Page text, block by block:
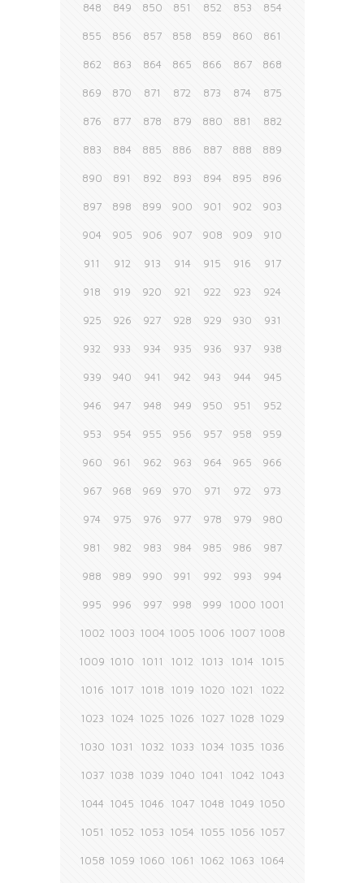
848 849 850 851 852 853 854
855 856 857 858 859 860 861
862 863 864 865 866 867 868
869 870 871 872 873 874 875
876 877 878 879 880 881 882
883 884 885 886 887 888 889
890 891 892 893 894 895 896
897 898 899 900 901 902 903
904 905 906 907 908 909 910
911 912 913 914 915 916 917
918 919 920 921 922 923 924
925 926 927 928 929 930 931
932 933 934 935 936 937 938
939 940 941 942 943 944 945
946 947 948 949 950 951 952
953 954 955 956 957 958 959
960 961 962 963 964 965 966
967 968 969 970 971 972 973
974 975 976 977 978 979 980
981 982 983 984 985 986 987
988 989 990 991 992 993 994
995 996 997 998 999 1000 1001
1002 1003 1004 1005 1006 1007 1008
1009 1010 1011 1012 1013 1014 1015
1016 1017 1018 1019 1020 1021 1022
1023 1024 1025 1026 1027 1028 1029
1030 1031 1032 1033 1034 1035 1036
1037 1038 1039 1040 1041 1042 1043
1044 1045 1046 1047 1048 1049 1050
1051 1052 1053 1054 1055 1056 1057
1058 1059 1060 1061 1062 1063 1064